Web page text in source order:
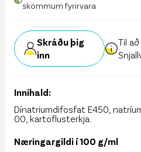
skömmum fyrirvara
Skráðu þig
inn
Til
Innihald:
Dínatriumdifosfat E450,
00, kartöflusterkja.
Næringargildi í 100 g/ml